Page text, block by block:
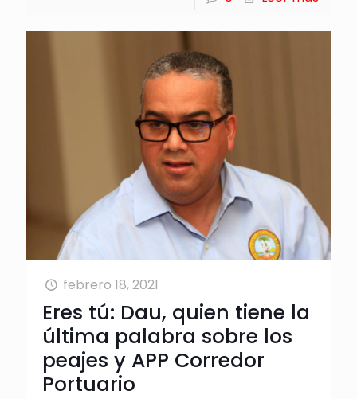
febrero 18, 2021
Eres tú: Dau, quien tiene la
última palabra sobre los
peajes y APP Corredor
Portuario